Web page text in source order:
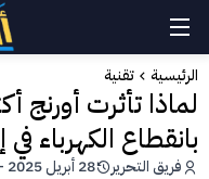
الرئيسية تقنية
لماذا تأثرت أورنج
بانقطاع الكهرباء في
فريق التحرير 28 أبريل 2025 - 20:12